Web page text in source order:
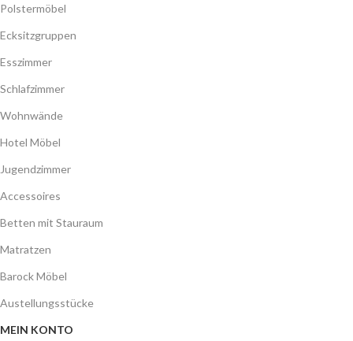
Polstermöbel
Ecksitzgruppen
Esszimmer
Schlafzimmer
Wohnwände
Hotel Möbel
Jugendzimmer
Accessoires
Betten mit Stauraum
Matratzen
Barock Möbel
Austellungsstücke
MEIN KONTO